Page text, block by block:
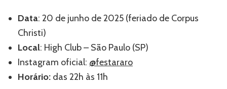
Data: 20 de junho de 2025 (feriado de Corpus
Christi)
Local: High Club – São Paulo (SP)
Instagram oficial: @festararo
Horário: das 22h às 11h